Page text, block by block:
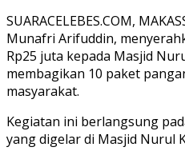
SUARACELEBES.COM,
Munafri Arifuddin,
Rp25 juta kepada Masjid
membagikan 10 paket
masyarakat.
Kegiatan ini berlangsung
yang digelar di Masjid Nurul